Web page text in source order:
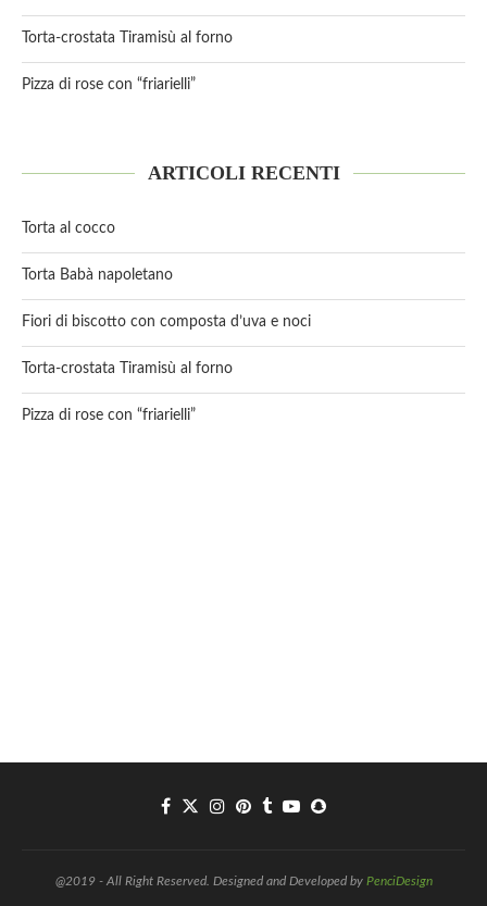
Torta-crostata Tiramisù al forno
Pizza di rose con “friarielli”
ARTICOLI RECENTI
Torta al cocco
Torta Babà napoletano
Fiori di biscotto con composta d’uva e noci
Torta-crostata Tiramisù al forno
Pizza di rose con “friarielli”
@2019 - All Right Reserved. Designed and Developed by PenciDesign